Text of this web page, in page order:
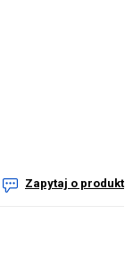
Zapytaj o produkt